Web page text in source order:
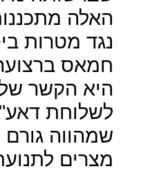
האלה
נגד מטרות
חמאס
היא הקשר
לשלוחת
שמהווה גורם
מצרים